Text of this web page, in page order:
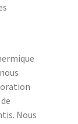
Nous